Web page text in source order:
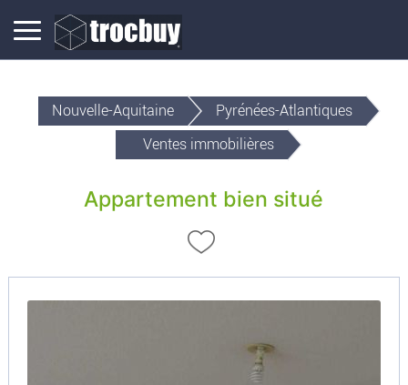
Nouvelle-Aquitaine
Pyrénées-Atlantiques
Ventes immobilières
Appartement bien situé